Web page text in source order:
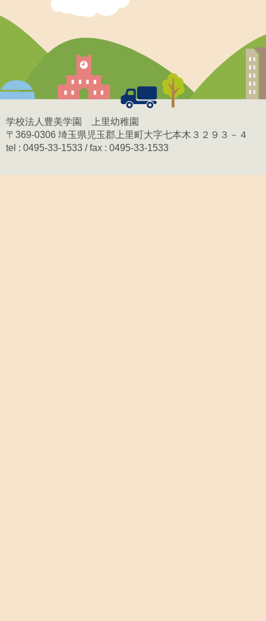
学校法人豊美学園 上里幼稚園
〒369-0306 埼玉県児玉郡上里町大字七本木３２９３－４
tel : 0495-33-1533 / fax : 0495-33-1533